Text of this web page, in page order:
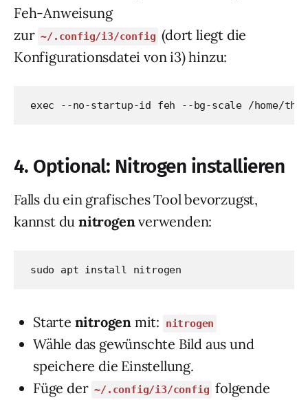
Feh-Anweisung
zur ~/.config/i3/config (dort liegt die
Konfigurationsdatei von i3) hinzu:
exec --no-startup-id feh --bg-scale /home/
4. Optional: Nitrogen installieren
Falls du ein grafisches Tool bevorzugst,
kannst dunitrogenverwenden:
sudo apt install nitrogen
Starte nitrogen mit: nitrogen
Wähle das gewünschte Bild aus und
speichere die Einstellung.
Füge der ~/.config/i3/config folgende